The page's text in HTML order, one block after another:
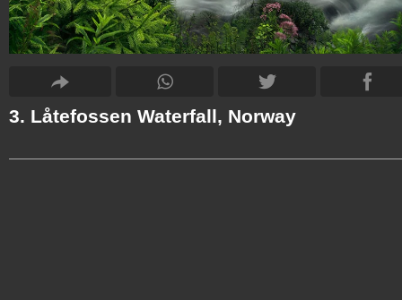
3. Låtefossen Waterfall, Norway